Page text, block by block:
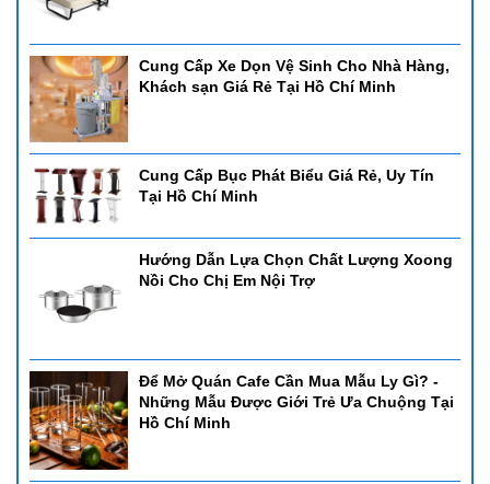
Cung Cấp Xe Dọn Vệ Sinh Cho Nhà Hàng,
Khách sạn Giá Rẻ Tại Hồ Chí Minh
Cung Cấp Bục Phát Biểu Giá Rẻ, Uy Tín
Tại Hồ Chí Minh
Hướng Dẫn Lựa Chọn Chất Lượng Xoong
Nồi Cho Chị Em Nội Trợ
Để Mở Quán Cafe Cần Mua Mẫu Ly Gì? -
Những Mẫu Được Giới Trẻ Ưa Chuộng Tại
Hồ Chí Minh